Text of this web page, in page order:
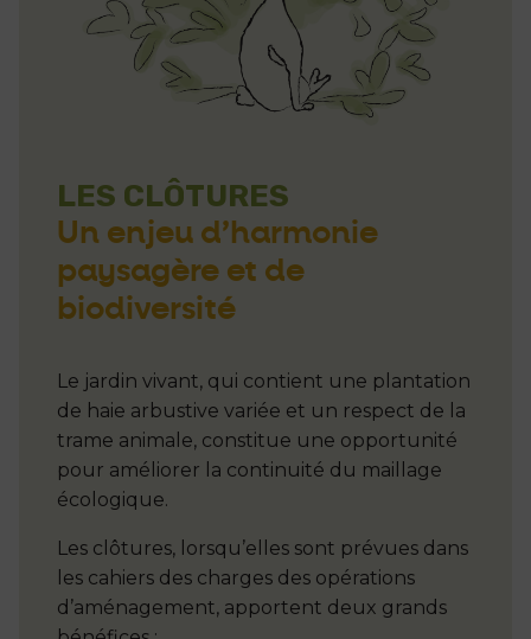
LES CLÔTURES
Un enjeu d’harmonie
paysagère et de
biodiversité
Le jardin vivant, qui contient une plantation
de haie arbustive variée et un respect de la
trame animale, constitue une opportunité
pour améliorer la continuité du maillage
écologique.
Les clôtures, lorsqu’elles sont prévues dans
les cahiers des charges des opérations
d’aménagement, apportent deux grands